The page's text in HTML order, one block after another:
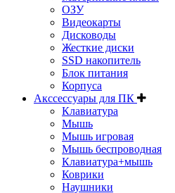
ОЗУ
Видеокарты
Дисководы
Жесткие диски
SSD накопитель
Блок питания
Корпуса
Акссессуары для ПК
Клавиатура
Мышь
Мышь игровая
Мышь беспроводная
Клавиатура+мышь
Коврики
Наушники